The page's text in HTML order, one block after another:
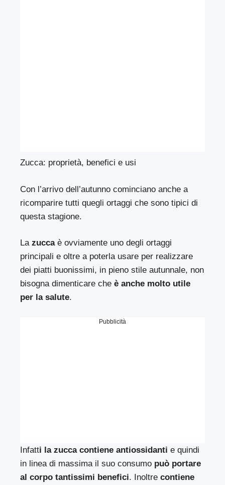
Zucca: proprietà, benefici e usi
Con l’arrivo dell’autunno cominciano anche a
ricomparire tutti quegli ortaggi che sono tipici di
questa stagione.
Lazuccaè ovviamente uno degli ortaggi
principali e oltre a poterla usare per realizzare
dei piatti buonissimi, in pieno stile autunnale, non
bisogna dimenticare che è anche molto utile
per la salute.
Pubblicità
Infatti la zucca contiene antiossidanti e quindi
in linea di massima il suo consumo può portare
al corpo tantissimi benefici. Inoltre contiene